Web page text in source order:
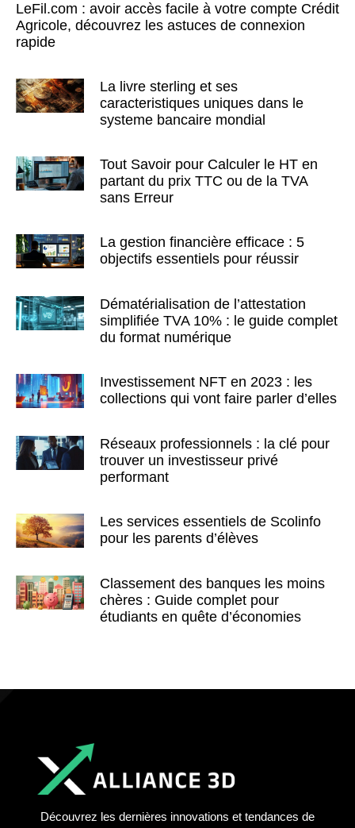
LeFil.com : avoir accès facile à votre compte Crédit
Agricole, découvrez les astuces de connexion
rapide
La livre sterling et ses
caracteristiques uniques dans le
systeme bancaire mondial
Tout Savoir pour Calculer le HT en
partant du prix TTC ou de la TVA
sans Erreur
La gestion financière efficace : 5
objectifs essentiels pour réussir
Dématérialisation de l’attestation
simplifiée TVA 10% : le guide complet
du format numérique
Investissement NFT en 2023 : les
collections qui vont faire parler d’elles
Réseaux professionnels : la clé pour
trouver un investisseur privé
performant
Les services essentiels de Scolinfo
pour les parents d’élèves
Classement des banques les moins
chères : Guide complet pour
étudiants en quête d’économies
Découvrez les dernières innovations et tendances de